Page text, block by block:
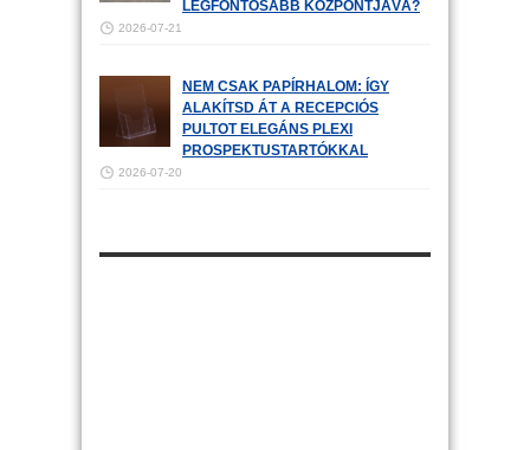
LEGFONTOSABB KÖZPONTJÁVÁ?
2026-07-21
NEM CSAK PAPÍRHALOM: ÍGY
ALAKÍTSD ÁT A RECEPCIÓS
PULTOT ELEGÁNS PLEXI
PROSPEKTUSTARTÓKKAL
2026-07-20